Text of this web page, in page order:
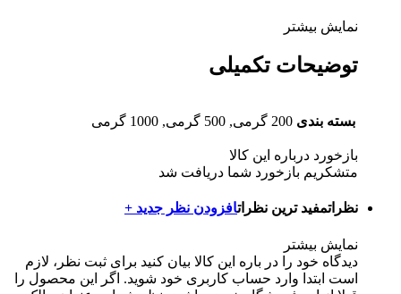
نمایش بیشتر
توضیحات تکمیلی
بسته بندی 200 گرمی, 500 گرمی, 1000 گرمی
بازخورد درباره این کالا
متشکریم بازخورد شما دریافت شد
نظراتمفید ترین نظراتافزودن نظر جدید +
نمایش بیشتر
دیدگاه خود را در باره این کالا بیان کنید برای ثبت نظر، لازم
است ابتدا وارد حساب کاربری خود شوید. اگر این محصول را